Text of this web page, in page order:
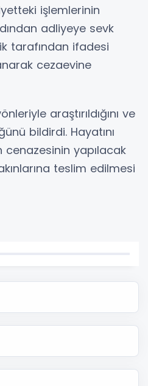
işlemlerinin
adliyeye sevk
tarafından ifadesi
cezaevine
araştırıldığını ve
bildirdi. Hayatını
cenazesinin yapılacak
teslim edilmesi